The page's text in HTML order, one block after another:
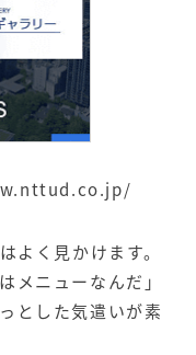
よく見かけます。
メニューなんだ」
とした気遣いが素